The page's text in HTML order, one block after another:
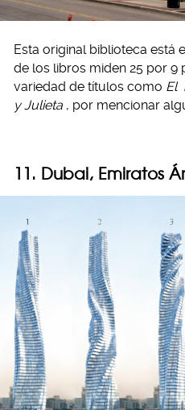
Esta original biblioteca está
de los libros miden 25 por 9
variedad de títulos como El
y Julieta , por mencionar
11. Dubai, Emiratos